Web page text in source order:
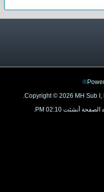
Copyright ©